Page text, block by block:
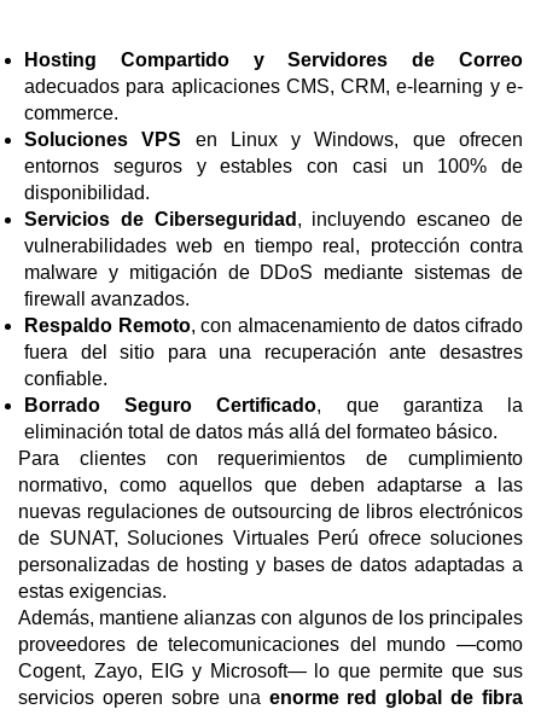
Hosting Compartido y Servidores de Correo
adecuados para aplicaciones CMS, CRM, e-learning y e-
commerce.
Soluciones VPS en Linux y Windows, que ofrecen
entornos seguros y estables con casi un 100% de
disponibilidad.
Servicios de Ciberseguridad , incluyendo escaneo de
vulnerabilidades web en tiempo real, protección contra
malware y mitigación de DDoS mediante sistemas de
firewall avanzados.
Respaldo Remoto, con almacenamiento de datos cifrado
fuera del sitio para una recuperación ante desastres
confiable.
Borrado Seguro Certificado, que garantiza la
eliminación total de datos más allá del formateo básico.
Para clientes con requerimientos de cumplimiento
normativo, como aquellos que deben adaptarse a las
nuevas regulaciones de outsourcing de libros electrónicos
de SUNAT, Soluciones Virtuales Perú ofrece soluciones
personalizadas de hosting y bases de datos adaptadas a
estas exigencias.
Además, mantiene alianzas con algunos de los principales
proveedores de telecomunicaciones del mundo —como
Cogent, Zayo, EIG y Microsoft— lo que permite que sus
servicios operen sobre una enorme red global de fibra